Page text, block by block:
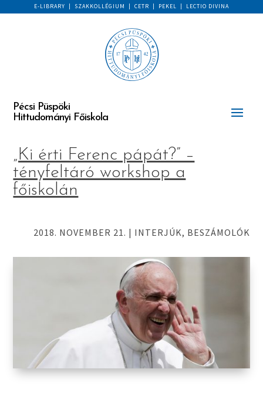
E-LIBRARY | SZAKKOLLÉGIUM | CETR | PEKEL | LECTIO DIVINA
Pécsi Püspöki
Hittudományi Főiskola
„Ki érti Ferenc pápát?” –
tényfeltáró workshop a
főiskolán
2018. NOVEMBER 21. | INTERJÚK, BESZÁMOLÓK